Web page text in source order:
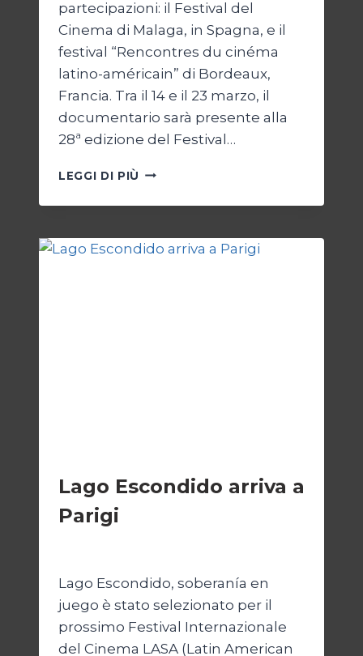
partecipazioni: il Festival del
Cinema di Malaga, in Spagna, e il
festival “Rencontres du cinéma
latino-américain” di Bordeaux,
Francia. Tra il 14 e il 23 marzo, il
documentario sarà presente alla
28ª edizione del Festival…
LEGGI DI PIÙ LAGO
UNA
ARGENTINA
Lago Escondido arriva a
Parigi
Lago Escondido, soberanía en
juego è stato selezionato per il
prossimo Festival Internazionale
del Cinema LASA (Latin American